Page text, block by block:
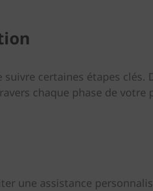
certaines étapes
chaque phase de
une assistance